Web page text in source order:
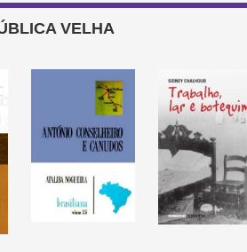
VELHA